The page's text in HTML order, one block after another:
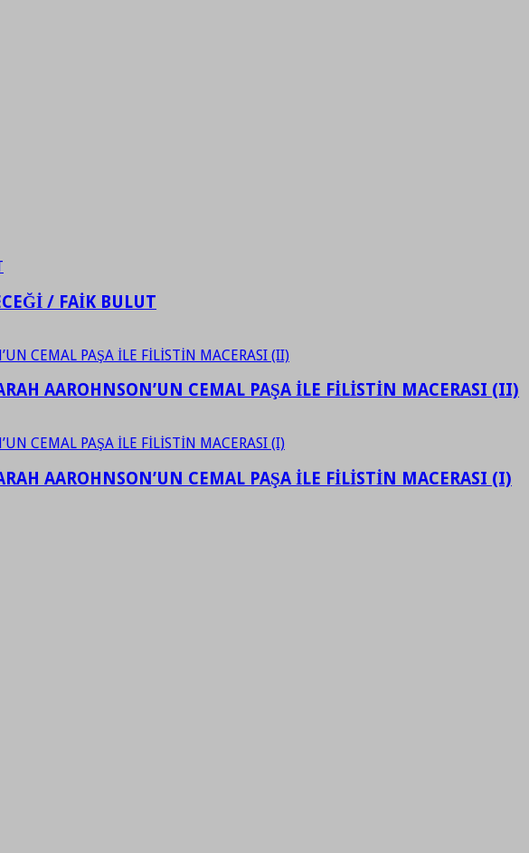
/ FAİK BULUT
AAROHNSON’UN CEMAL PAŞA İLE FİLİSTİN MACERASI (II)
AAROHNSON’UN CEMAL PAŞA İLE FİLİSTİN MACERASI (I)